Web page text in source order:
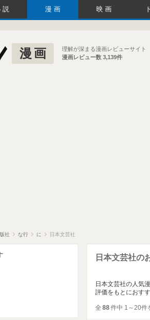
説 漫画 映画
漫画
理解が深まる漫画レビューサイト
漫画レビュー数 3,139件
社 な行 に 日本文芸社
日本文芸社の
日本文芸社の人気
評価をもとにおす
全 88件中 1～20件